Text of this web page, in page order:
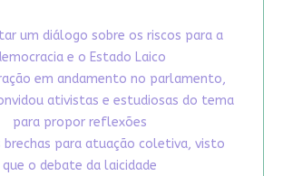
um diálogo sobre os riscos para a
e o Estado Laico
em andamento no parlamento,
ativistas e estudiosas do tema
para propor reflexões
brechas para atuação coletiva, visto
que o debate da laicidade